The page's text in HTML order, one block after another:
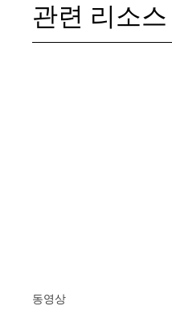
관련 리소스
동영상